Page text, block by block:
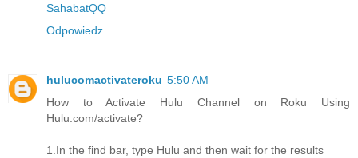
SahabatQQ
Odpowiedz
hulucomactivateroku 5:50 AM
How to Activate Hulu Channel on Roku Using
Hulu.com/activate?
1.In the find bar, type Hulu and then wait for the results